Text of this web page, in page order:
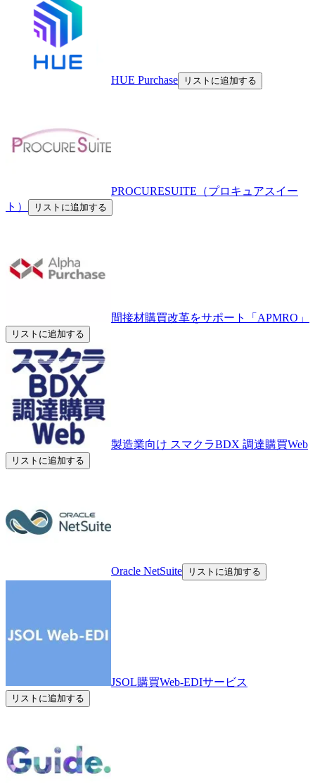
HUE Purchase リストに追加する
PROCURESUITE（プロキュアスイー
ト）
リストに追加する
間接材購買改革をサポート「APMRO」
リストに追加する
製造業向け スマクラBDX 調達購買Web​
リストに追加する
Oracle NetSuite リストに追加する
JSOL購買Web-EDIサービス
リストに追加する